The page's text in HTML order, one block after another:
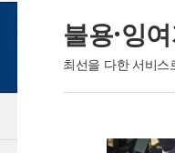
불용·잉
최선을 다한 서비